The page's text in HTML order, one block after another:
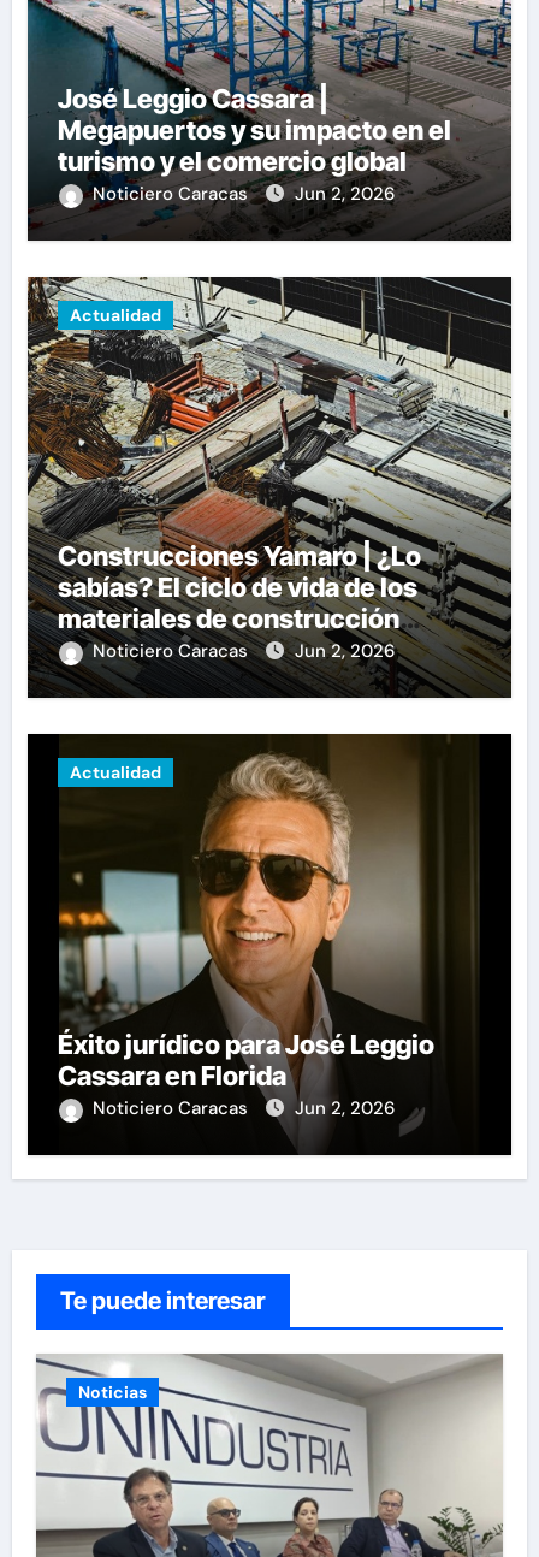
José Leggio Cassara |
Megapuertos y su impacto en el
turismo y el comercio global
Noticiero Caracas Jun 2, 2026
Actualidad
Construcciones Yamaro | ¿Lo
sabías? El ciclo de vida de los
materiales de construcción
revoluciona eficiencia en
proyectos modernos
Noticiero Caracas Jun 2, 2026
Actualidad
Éxito jurídico para José Leggio
Cassara en Florida
Noticiero Caracas Jun 2, 2026
Te puede interesar
Noticias